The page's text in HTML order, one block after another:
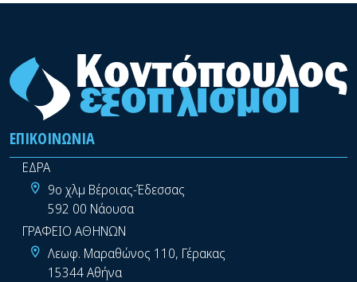
ΕΠΙΚΟΙΝΩΝΊΑ
ΕΔΡΑ
9ο χλμ Βέροιας-Έδεσσας
592 00 Νάουσα
ΓΡΑΦΕΙΟ ΑΘΗΝΩΝ
Λεωφ. Μαραθώνος 110, Γέρακας
15344 Αθήνα